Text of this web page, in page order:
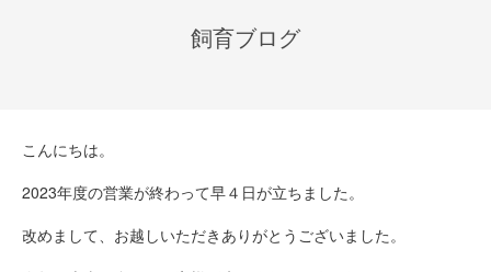
飼育ブログ
こんにちは。
2023年度の営業が終わって早４日が立ちました。
改めまして、お越しいただきありがとうございました。